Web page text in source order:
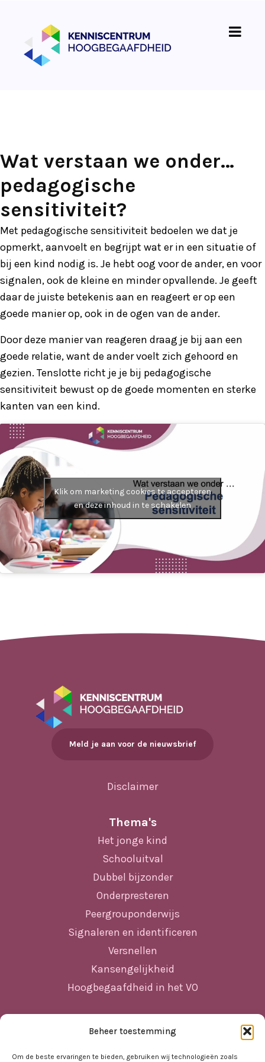
Beheer toestemming
Om de beste ervaringen te bieden, gebruiken wij technologieën zoals
Wat verstaan we onder…
pedagogische
sensitiviteit?
Met pedagogische sensitiviteit bedoelen we dat je
opmerkt, aanvoelt en begrijpt wat er in een situatie of
bij een kind nodig is. Je hebt oog voor de ander, en voor
signalen, ook de kleine en minder opvallende. Je geeft
daar de juiste betekenis aan en reageert er op een
goede manier op, ook in de ogen van de ander.
Door deze manier van reageren draag je bij aan een
goede relatie, want de ander voelt zich gehoord en
gezien. Tenslotte richt je je bij pedagogische
sensitiviteit bewust op de goede momenten en sterke
kanten van een kind.
Klik om marketing cookies te accepteren
en deze inhoud in te schakelen
Meld je aan voor de nieuwsbrief
Disclaimer
Thema's
Het jonge kind
Schooluitval
Dubbel bijzonder
Onderpresteren
Peergrouponderwijs
Signaleren en identificeren
Versnellen
Kansengelijkheid
Hoogbegaafdheid in het VO
Home